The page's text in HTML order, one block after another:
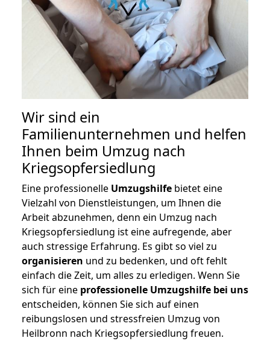
Wir sind ein
Familienunternehmen und helfen
Ihnen beim Umzug nach
Kriegsopfersiedlung
Eine professionelle Umzugshilfe bietet eine
Vielzahl von Dienstleistungen, um Ihnen die
Arbeit abzunehmen, denn ein Umzug nach
Kriegsopfersiedlung ist eine aufregende, aber
auch stressige Erfahrung. Es gibt so viel zu
organisieren und zu bedenken, und oft fehlt
einfach die Zeit, um alles zu erledigen. Wenn Sie
sich für eine professionelle Umzugshilfe bei uns
entscheiden, können Sie sich auf einen
reibungslosen und stressfreien Umzug von
Heilbronn nach Kriegsopfersiedlung freuen.